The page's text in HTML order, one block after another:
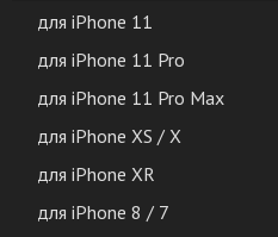
для iPhone 11
для iPhone 11 Pro
для iPhone 11 Pro Max
для iPhone XS / X
для iPhone XR
для iPhone 8 / 7